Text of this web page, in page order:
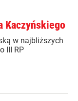
Kaczyńskiego
w najbliższych
III RP